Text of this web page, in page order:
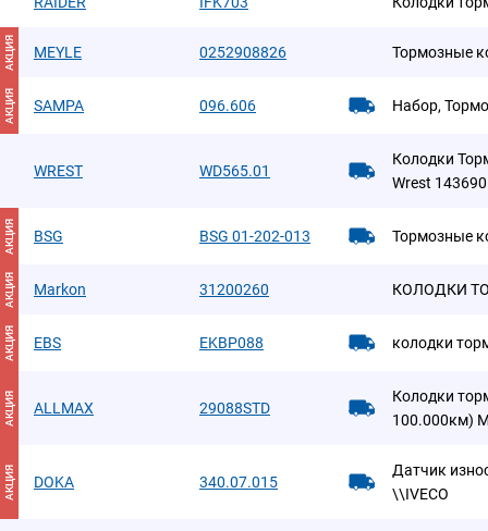
АКЦИЯ MEYLE 0252908826 Тормозные
АКЦИЯ SAMPA 096.606 Набор,
WREST WD565.01
Колодки
Wrest
АКЦИЯ BSG BSG 01-202-013 Тормозные
АКЦИЯ Markon 31200260 КОЛОДКИ
АКЦИЯ EBS EKBP088 колодки
АКЦИЯ ALLMAX 29088STD
Колодки
100.000км)
АКЦИЯ DOKA 340.07.015
Датчик
\\IVECO